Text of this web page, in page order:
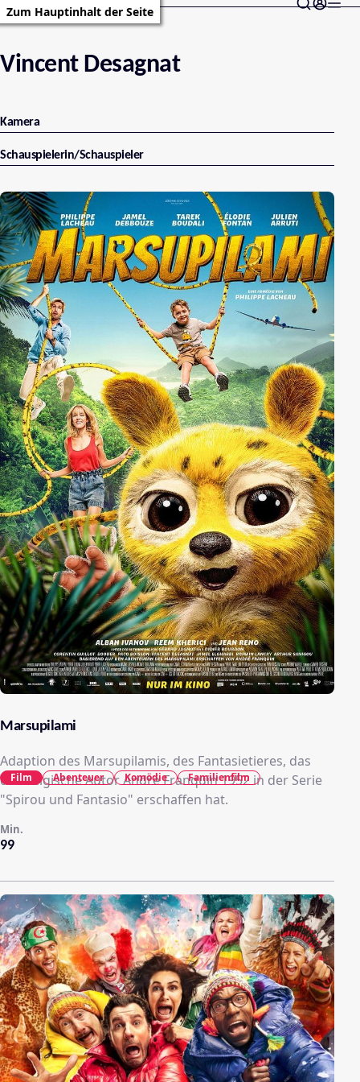
Zum Hauptinhalt der Seite
Vincent Desagnat
Kamera
Schauspielerin/Schauspieler
Marsupilami
Adaption des Marsupilamis, des Fantasietieres, das
der belgische Autor André Franquin 1952 in der Serie
"Spirou und Fantasio" erschaffen hat.
99
Min.
Film Abenteuer Komödie Familienfilm